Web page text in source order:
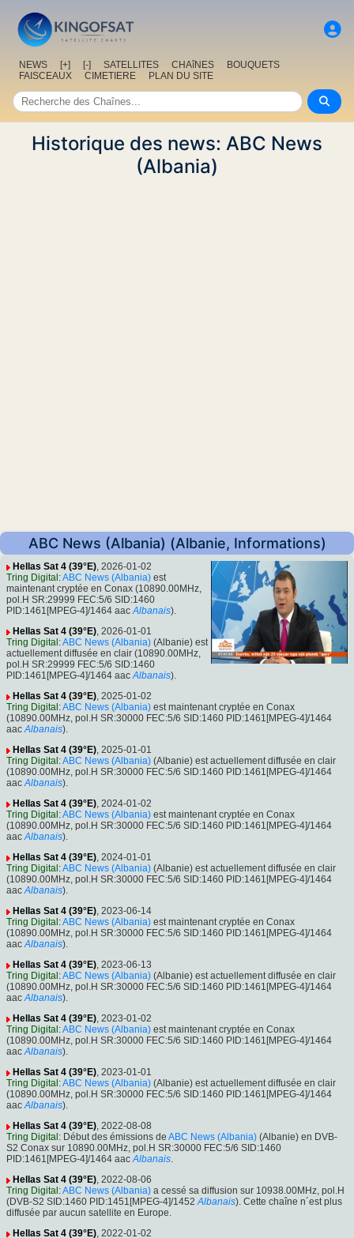
NEWS [+] [-] SATELLITES CHAîNES
BOUQUETS
FAISCEAUX
CIMETIERE PLAN DU SITE
Historique des news: ABC News
(Albania)
ABC News (Albania) (Albanie, Informations)
Hellas Sat 4 (39°E), 2026-01-02
Tring Digital :ABC News (Albania) est
maintenant cryptée en Conax (10890.00MHz,
pol.H SR:29999 FEC:5/6 SID:1460
PID:1461[MPEG-4]/1464 aac Albanais).
Hellas Sat 4 (39°E), 2026-01-01
Tring Digital :ABC News (Albania) (Albanie) est
actuellement diffusée en clair (10890.00MHz,
pol.H SR:29999 FEC:5/6 SID:1460
PID:1461[MPEG-4]/1464 aac Albanais).
Hellas Sat 4 (39°E), 2025-01-02
Tring Digital :ABC News (Albania) est maintenant cryptée en Conax
(10890.00MHz, pol.H SR:30000 FEC:5/6 SID:1460 PID:1461[MPEG-4]/1464
aac Albanais).
Hellas Sat 4 (39°E), 2025-01-01
Tring Digital :ABC News (Albania) (Albanie) est actuellement diffusée en clair
(10890.00MHz, pol.H SR:30000 FEC:5/6 SID:1460 PID:1461[MPEG-4]/1464
aac Albanais).
Hellas Sat 4 (39°E), 2024-01-02
Tring Digital :ABC News (Albania) est maintenant cryptée en Conax
(10890.00MHz, pol.H SR:30000 FEC:5/6 SID:1460 PID:1461[MPEG-4]/1464
aac Albanais).
Hellas Sat 4 (39°E), 2024-01-01
Tring Digital :ABC News (Albania) (Albanie) est actuellement diffusée en clair
(10890.00MHz, pol.H SR:30000 FEC:5/6 SID:1460 PID:1461[MPEG-4]/1464
aac Albanais).
Hellas Sat 4 (39°E), 2023-06-14
Tring Digital :ABC News (Albania) est maintenant cryptée en Conax
(10890.00MHz, pol.H SR:30000 FEC:5/6 SID:1460 PID:1461[MPEG-4]/1464
aac Albanais).
Hellas Sat 4 (39°E), 2023-06-13
Tring Digital :ABC News (Albania) (Albanie) est actuellement diffusée en clair
(10890.00MHz, pol.H SR:30000 FEC:5/6 SID:1460 PID:1461[MPEG-4]/1464
aac Albanais).
Hellas Sat 4 (39°E), 2023-01-02
Tring Digital :ABC News (Albania) est maintenant cryptée en Conax
(10890.00MHz, pol.H SR:30000 FEC:5/6 SID:1460 PID:1461[MPEG-4]/1464
aac Albanais).
Hellas Sat 4 (39°E), 2023-01-01
Tring Digital :ABC News (Albania) (Albanie) est actuellement diffusée en clair
(10890.00MHz, pol.H SR:30000 FEC:5/6 SID:1460 PID:1461[MPEG-4]/1464
aac Albanais).
Hellas Sat 4 (39°E), 2022-08-08
Tring Digital : Début des émissions de ABC News (Albania) (Albanie) en DVB-
S2 Conax sur 10890.00MHz, pol.H SR:30000 FEC:5/6 SID:1460
PID:1461[MPEG-4]/1464 aac Albanais.
Hellas Sat 4 (39°E), 2022-08-06
Tring Digital :ABC News (Albania) a cessé sa diffusion sur 10938.00MHz, pol.H
(DVB-S2 SID:1460 PID:1451[MPEG-4]/1452 Albanais). Cette chaîne n´est plus
diffusée par aucun satellite en Europe.
Hellas Sat 4 (39°E), 2022-01-02